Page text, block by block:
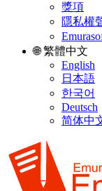
獎項
隱私權
🌐 繁體中文
English
日本語
한국어
Deutsch
简体中